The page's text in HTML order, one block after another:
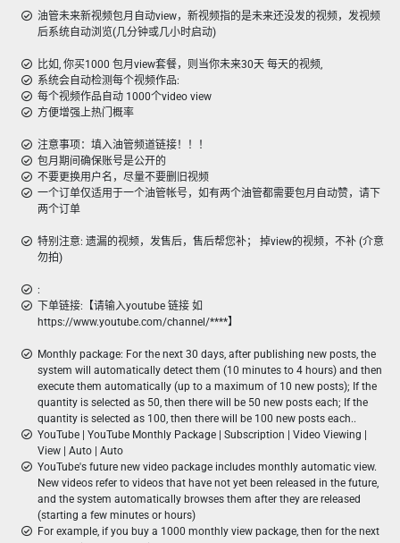
油管未来新视频包月自动view，新视频指的是未来还没发的视频，发视频
后系统自动浏览(几分钟或几小时启动)
比如, 你买1000 包月view套餐，则当你未来30天 每天的视频,
系统会自动检测每个视频作品:
每个视频作品自动 1000个video view
方便增强上热门概率
注意事项：填入油管频道链接！！！
包月期间确保账号是公开的
不要更换用户名，尽量不要删旧视频
一个订单仅适用于一个油管帐号，如有两个油管都需要包月自动赞，请下
两个订单
特别注意: 遗漏的视频，发售后，售后帮您补； 掉view的视频，不补 (介意
勿拍)
:
下单链接:【请输入youtube 链接 如
https://www.youtube.com/channel/****】
Monthly package: For the next 30 days, after publishing new posts, the
system will automatically detect them (10 minutes to 4 hours) and then
execute them automatically (up to a maximum of 10 new posts); If the
quantity is selected as 50, then there will be 50 new posts each; If the
quantity is selected as 100, then there will be 100 new posts each..
YouTube | YouTube Monthly Package | Subscription | Video Viewing |
View | Auto | Auto
YouTube's future new video package includes monthly automatic view.
New videos refer to videos that have not yet been released in the future,
and the system automatically browses them after they are released
(starting a few minutes or hours)
For example, if you buy a 1000 monthly view package, then for the next